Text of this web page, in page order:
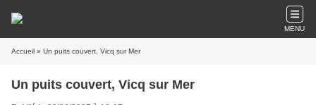
MENU
Accueil » Un puits couvert, Vicq sur Mer
Un puits couvert, Vicq sur Mer